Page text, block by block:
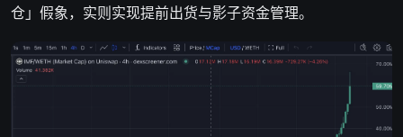
仓」假象，实则实现提前出货与影子资金管理。